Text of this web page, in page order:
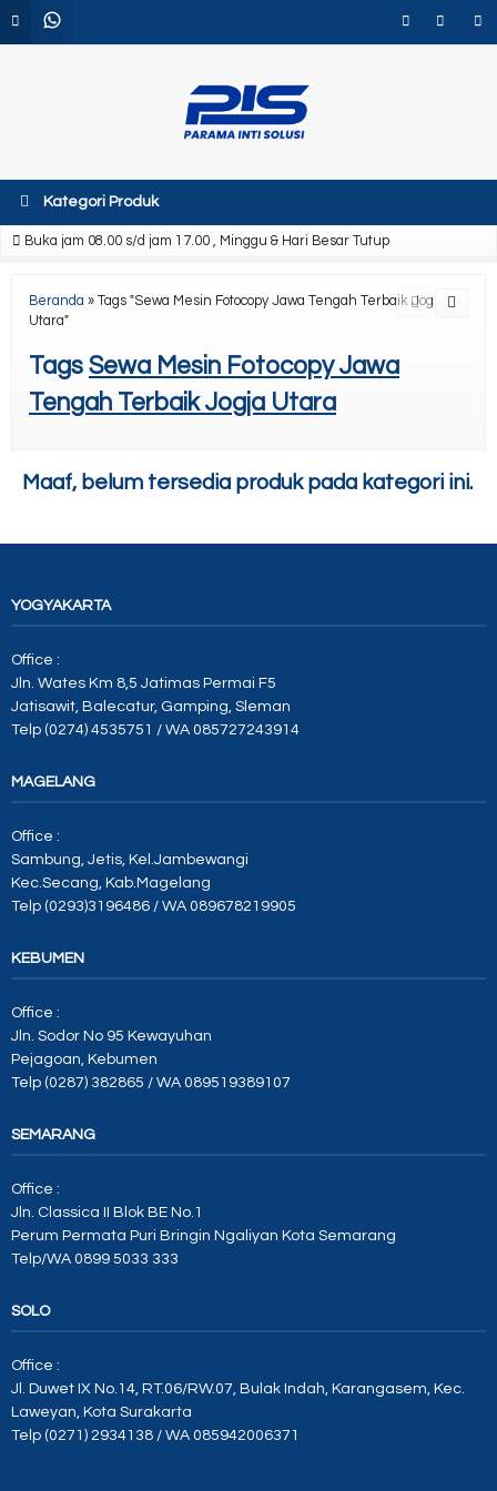
Kategori Produk
Buka jam 08.00 s/d jam 17.00 , Minggu & Hari Besar Tutup
Beranda » Tags "Sewa Mesin Fotocopy Jawa Tengah Terbaik Jogja
Utara"
Tags Sewa Mesin Fotocopy Jawa
Tengah Terbaik Jogja Utara
Maaf, belum tersedia produk pada kategori ini.
YOGYAKARTA
Office :
Jln. Wates Km 8,5 Jatimas Permai F5
Jatisawit, Balecatur, Gamping, Sleman
Telp (0274) 4535751 / WA 085727243914
MAGELANG
Office :
Sambung, Jetis, Kel.Jambewangi
Kec.Secang, Kab.Magelang
Telp (0293)3196486 / WA 089678219905
KEBUMEN
Office :
Jln. Sodor No 95 Kewayuhan
Pejagoan, Kebumen
Telp (0287) 382865 / WA 089519389107
SEMARANG
Office :
Jln. Classica II Blok BE No.1
Perum Permata Puri Bringin Ngaliyan Kota Semarang
Telp/WA 0899 5033 333
SOLO
Office :
Jl. Duwet IX No.14, RT.06/RW.07, Bulak Indah, Karangasem, Kec.
Laweyan, Kota Surakarta
Telp (0271) 2934138 / WA 085942006371